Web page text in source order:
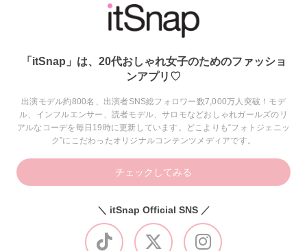
「itSnap」は、20代おしゃれ女子のためのファッショ
ンアプリ♡
出演モデル約800名、出演者SNS総フォロワー数7,000万人突破！モデ
ル、インフルエンサー、読者モデル、サロモなどおしゃれガールズのリ
アルなコーデを毎日19時に更新しています。どこよりも“フォトジェニッ
ク”にこだわったオリジナルコンテンツメディアです。
チェックしてみる
＼ itSnap Official SNS ／